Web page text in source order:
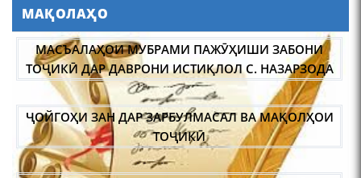
110 солагии шоири халқии
Тоҷикистон Мирзо
Турсунзода / Mirzo
Tursunzoda
МАҚОЛАҲО
ТОҶИКӢ ДАР ДАВРОНИ ИСТИҚЛОЛ С. НАЗАРЗОДА
ҶОЙГОҲИ ЗАН ДАР ЗАРБУЛМАСАЛ ВА МАҚОЛҲОИ
ТОҶИКӢ
ИҚТИБОСШАВИИ ВОЖАҲОИ ЗАБОНИ ТОҶИКӢ ДАР
ЗАБОНИ ВАХОНӢ З. МАМАДАМИНОВА.